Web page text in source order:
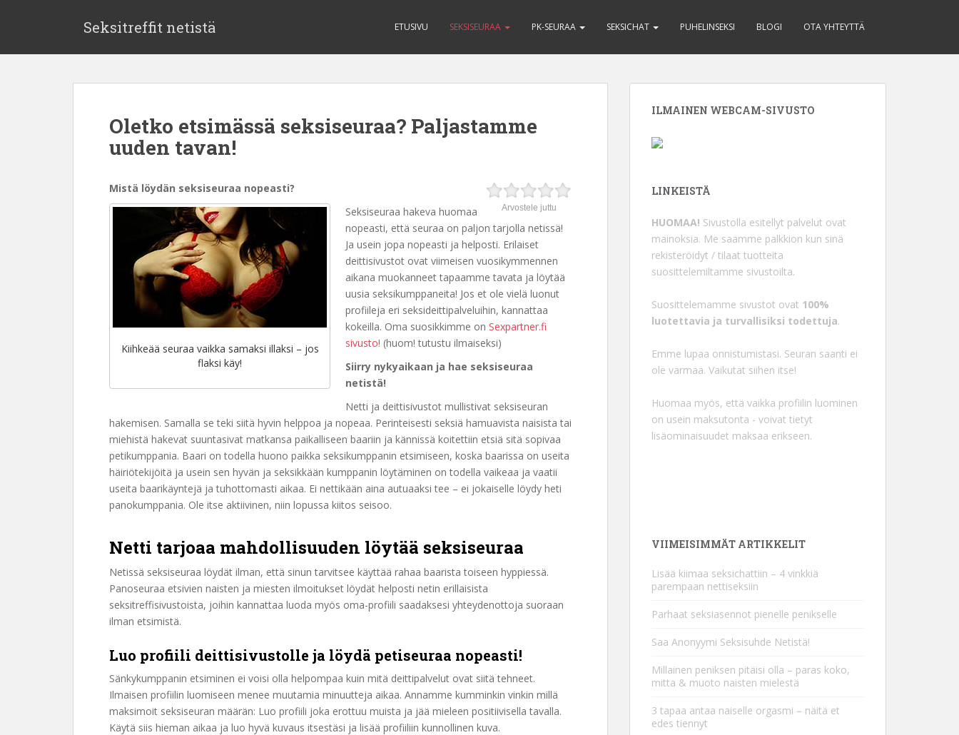
Seksitreffit netistä ETUSIVU SEKSISEURAA PK-SEURAA SEKSICHAT PUHELINSEKSI BLOGI OTA YHTEYTTÄ
Oletko etsimässä seksiseuraa? Paljastamme
uuden tavan!
Arvostele juttu
Mistä löydän seksiseuraa nopeasti?
Kiihkeää seuraa vaikka samaksi illaksi – jos
flaksi käy!
Seksiseuraa hakeva huomaa
nopeasti, että seuraa on paljon tarjolla netissä!
Ja usein jopa nopeasti ja helposti. Erilaiset
deittisivustot ovat viimeisen vuosikymmennen
aikana muokanneet tapaamme tavata ja löytää
uusia seksikumppaneita! Jos et ole vielä luonut
profiileja eri seksideittipalveluihin, kannattaa
kokeilla. Oma suosikkimme on Sexpartner.fi
sivusto! (huom! tutustu ilmaiseksi)
Siirry nykyaikaan ja hae seksiseuraa
netistä!
Netti ja deittisivustot mullistivat seksiseuran
hakemisen. Samalla se teki siitä hyvin helppoa ja nopeaa. Perinteisesti seksiä hamuavista naisista tai
miehistä hakevat suuntasivat matkansa paikalliseen baariin ja kännissä koitettiin etsiä sitä sopivaa
petikumppania. Baari on todella huono paikka seksikumppanin etsimiseen, koska baarissa on useita
häiriötekijöitä ja usein sen hyvän ja seksikkään kumppanin löytäminen on todella vaikeaa ja vaatii
useita baarikäyntejä ja tuhottomasti aikaa. Ei nettikään aina autuaaksi tee – ei jokaiselle löydy heti
panokumppania. Ole itse aktiivinen, niin lopussa kiitos seisoo.
Netti tarjoaa mahdollisuuden löytää seksiseuraa
Netissä seksiseuraa löydät ilman, että sinun tarvitsee käyttää rahaa baarista toiseen hyppiessä.
Panoseuraa etsivien naisten ja miesten ilmoitukset löydät helposti netin erillaisista
seksitreffisivustoista, joihin kannattaa luoda myös oma-profiili saadaksesi yhteydenottoja suoraan
ilman etsimistä.
Luo profiili deittisivustolle ja löydä petiseuraa nopeasti!
Sänkykumppanin etsiminen ei voisi olla helpompaa kuin mitä deittipalvelut ovat siitä tehneet.
Ilmaisen profiilin luomiseen menee muutamia minuutteja aikaa. Annamme kumminkin vinkin millä
maksimoit seksiseuran määrän: Luo profiili joka erottuu muista ja jää mieleen positiivisella tavalla.
Käytä siis hieman aikaa ja luo hyvä kuvaus itsestäsi ja lisää profiiliin kunnollinen kuva.
ILMAINEN WEBCAM-SIVUSTO
LINKEISTÄ
HUOMAA! Sivustolla esitellyt palvelut ovat
mainoksia. Me saamme palkkion kun sinä
rekisteröidyt / tilaat tuotteita
suosittelemiltamme sivustoilta.
Suosittelemamme sivustot ovat 100%
luotettavia ja turvallisiksi todettuja.
Emme lupaa onnistumistasi. Seuran saanti ei
ole varmaa. Vaikutat siihen itse!
Huomaa myös, että vaikka profiilin luominen
on usein maksutonta - voivat tietyt
lisäominaisuudet maksaa erikseen.
VIIMEISIMMÄT ARTIKKELIT
Lisää kiimaa seksichattiin – 4 vinkkiä
parempaan nettiseksiin
Parhaat seksiasennot pienelle penikselle
Saa Anonyymi Seksisuhde Netistä!
Millainen peniksen pitäisi olla – paras koko,
mitta & muoto naisten mielestä
3 tapaa antaa naiselle orgasmi – näitä et
edes tiennyt